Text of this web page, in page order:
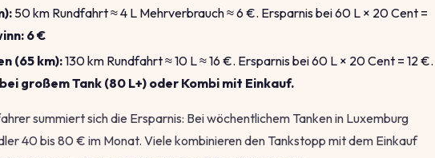
50 km Rundfahrt ≈ 4 L Mehrverbrauch ≈ 6 €. Ersparnis bei 60 L × 20 Cent =
6 €
(65 km):130 km Rundfahrt ≈ 10 L ≈ 16 €. Ersparnis bei 60 L × 20 Cent = 12 €.
großem Tank (80 L+) oder Kombi mit Einkauf.
summiert sich die Ersparnis: Bei wöchentlichem Tanken in Luxemburg
40 bis 80 € im Monat. Viele kombinieren den Tankstopp mit dem Einkauf